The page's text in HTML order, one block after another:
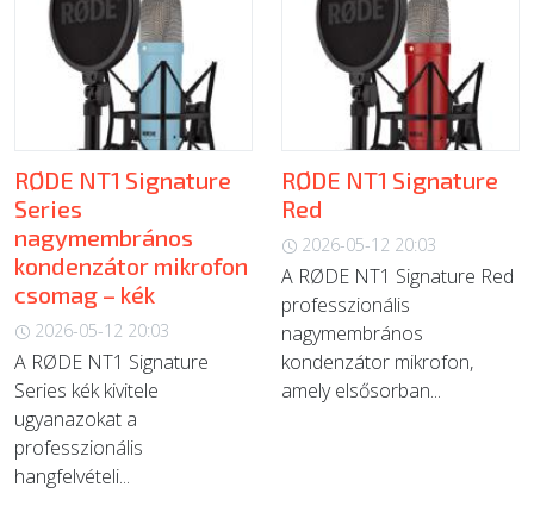
RØDE NT1 Signature
Series
nagymembrános
kondenzátor mikrofon
csomag – kék
2026-05-12 20:03
A RØDE NT1 Signature
Series kék kivitele
ugyanazokat a
professzionális
hangfelvételi...
RØDE NT1 Signature
Red
2026-05-12 20:03
A RØDE NT1 Signature Red
professzionális
nagymembrános
kondenzátor mikrofon,
amely elsősorban...